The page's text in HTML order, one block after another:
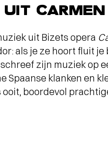
CARMEN
uit Bizets opera
als je ze hoort fluit
zijn muziek op
Spaanse klanken en
ooit, boordevol